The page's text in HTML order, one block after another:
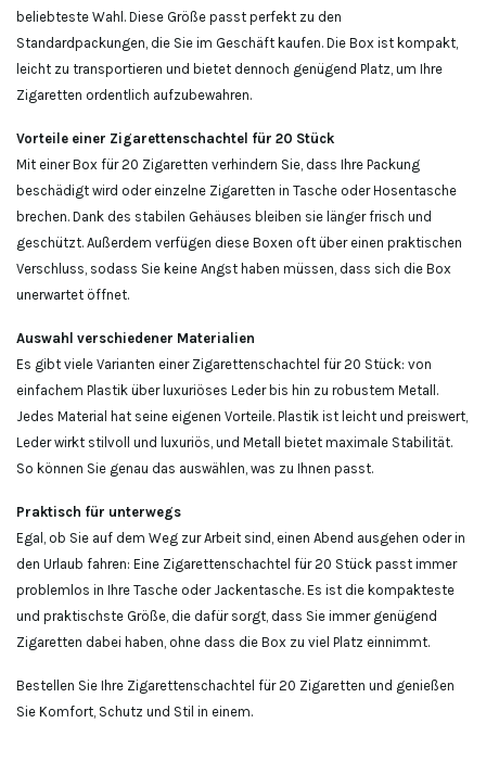
beliebteste Wahl. Diese Größe passt perfekt zu den
Standardpackungen, die Sie im Geschäft kaufen. Die Box ist kompakt,
leicht zu transportieren und bietet dennoch genügend Platz, um Ihre
Zigaretten ordentlich aufzubewahren.
Vorteile einer Zigarettenschachtel für 20 Stück
Mit einer Box für 20 Zigaretten verhindern Sie, dass Ihre Packung
beschädigt wird oder einzelne Zigaretten in Tasche oder Hosentasche
brechen. Dank des stabilen Gehäuses bleiben sie länger frisch und
geschützt. Außerdem verfügen diese Boxen oft über einen praktischen
Verschluss, sodass Sie keine Angst haben müssen, dass sich die Box
unerwartet öffnet.
Auswahl verschiedener Materialien
Es gibt viele Varianten einer Zigarettenschachtel für 20 Stück: von
einfachem Plastik über luxuriöses Leder bis hin zu robustem Metall.
Jedes Material hat seine eigenen Vorteile. Plastik ist leicht und preiswert,
Leder wirkt stilvoll und luxuriös, und Metall bietet maximale Stabilität.
So können Sie genau das auswählen, was zu Ihnen passt.
Praktisch für unterwegs
Egal, ob Sie auf dem Weg zur Arbeit sind, einen Abend ausgehen oder in
den Urlaub fahren: Eine Zigarettenschachtel für 20 Stück passt immer
problemlos in Ihre Tasche oder Jackentasche. Es ist die kompakteste
und praktischste Größe, die dafür sorgt, dass Sie immer genügend
Zigaretten dabei haben, ohne dass die Box zu viel Platz einnimmt.
Bestellen Sie Ihre Zigarettenschachtel für 20 Zigaretten und genießen
Sie Komfort, Schutz und Stil in einem.